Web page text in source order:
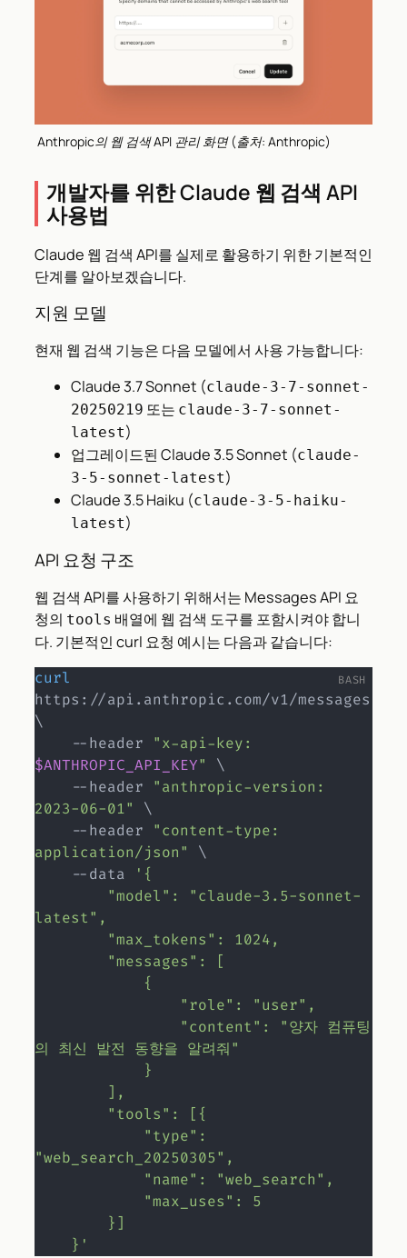
Anthropic의 웹 검색 API 관리 화면 (출처: Anthropic)
개발자를 위한 Claude 웹 검색 API
사용법
Claude 웹 검색 API를 실제로 활용하기 위한 기본적인
단계를 알아보겠습니다.
지원 모델
현재 웹 검색 기능은 다음 모델에서 사용 가능합니다:
Claude 3.7 Sonnet (claude-3-7-sonnet-
20250219 또는 claude-3-7-sonnet-
latest)
업그레이드된 Claude 3.5 Sonnet (claude-
3-5-sonnet-latest)
Claude 3.5 Haiku (claude-3-5-haiku-
latest)
API 요청 구조
웹 검색 API를 사용하기 위해서는 Messages API 요
청의 tools 배열에 웹 검색 도구를 포함시켜야 합니
다. 기본적인 curl 요청 예시는 다음과 같습니다:
curl
\
    --header
$ANTHROPIC_API_KEY"
\
    --header
"anthropic-version:
2023-06-01"
\
    --header
"content-type:
application/json"
\
    --data
'{
latest",
의 최신 발전 동향을 알려줘"
"web_search_20250305",
    }'